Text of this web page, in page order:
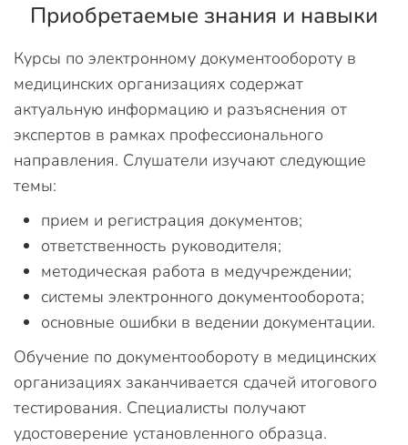
Приобретаемые знания и навыки
Курсы по электронному документообороту в
медицинских организациях содержат
актуальную информацию и разъяснения от
экспертов в рамках профессионального
направления. Слушатели изучают следующие
темы:
прием и регистрация документов;
ответственность руководителя;
методическая работа в медучреждении;
системы электронного документооборота;
основные ошибки в ведении документации.
Обучение по документообороту в медицинских
организациях заканчивается сдачей итогового
тестирования. Специалисты получают
удостоверение установленного образца.